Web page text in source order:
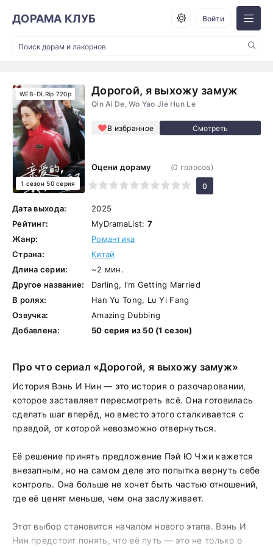
ДОРАМА КЛУБ Войти
Дорогой, я выхожу замуж
Qin Ai De, Wo Yao Jie Hun Le
В избранное
WEB-DLRip 720p
1 сезон 50 серия
Оцени дораму
1
2 3 4 5 6 7 8 9 10
(0 голосов)
0
Дата выхода:
2025
Рейтинг:
MyDramaList: 7
Жанр:
Романтика
Страна:
Китай
Длина серии:
~2 мин.
Другое название:
Darling, I'm Getting Married
В ролях:
Han Yu Tong, Lu Yi Fang
Озвучка:
Amazing Dubbing
Добавлена:
50 серия из 50 (1 сезон)
Про что сериал «Дорогой, я выхожу замуж»
История Вэнь И Нин — это история о разочаровании,
которое заставляет пересмотреть всё. Она готовилась
сделать шаг вперёд, но вместо этого сталкивается с
правдой, от которой невозможно отвернуться.
Её решение принять предложение Пэй Ю Чжи кажется
внезапным, но на самом деле это попытка вернуть себе
контроль. Она больше не хочет быть частью отношений,
где её ценят меньше, чем она заслуживает.
Этот выбор становится началом нового этапа. Вэнь И
Нин предстоит понять, что её путь — это не только о